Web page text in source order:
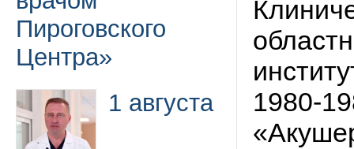
Пироговского
Центра»
1 августа
1980-